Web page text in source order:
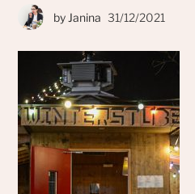
by Janina 31/12/2021